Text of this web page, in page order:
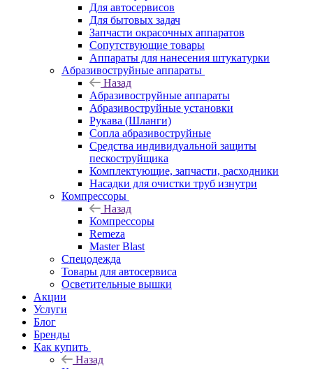
Для автосервисов
Для бытовых задач
Запчасти окрасочных аппаратов
Сопутствующие товары
Аппараты для нанесения штукатурки
Aбразивоструйные аппараты
Назад
Aбразивоструйные аппараты
Абразивоструйные установки
Рукава (Шланги)
Сопла абразивоструйные
Средства индивидуальной защиты
пескоструйщика
Комплектующие, запчасти, расходники
Насадки для очистки труб изнутри
Компрессоры
Назад
Компрессоры
Remeza
Master Blast
Спецодежда
Товары для автосервиса
Осветительные вышки
Акции
Услуги
Блог
Бренды
Как купить
Назад